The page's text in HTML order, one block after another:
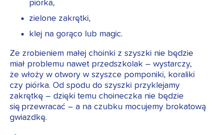
piórka,
zielone zakrętki,
klej na gorąco lub magic.
Ze zrobieniem małej choinki z szyszki nie będzie
miał problemu nawet przedszkolak – wystarczy,
że włoży w otwory w szyszce pomponiki, koraliki
czy piórka. Od spodu do szyszki przyklejamy
zakrętkę – dzięki temu choineczka nie będzie
się przewracać – a na czubku mocujemy brokatową
gwiazdkę.